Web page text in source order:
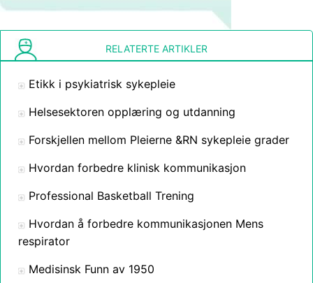
RELATERTE ARTIKLER
Etikk i psykiatrisk sykepleie
Helsesektoren opplæring og utdanning
Forskjellen mellom Pleierne &RN sykepleie grader
Hvordan forbedre klinisk kommunikasjon
Professional Basketball Trening
Hvordan å forbedre kommunikasjonen Mens
respirator
Medisinsk Funn av 1950